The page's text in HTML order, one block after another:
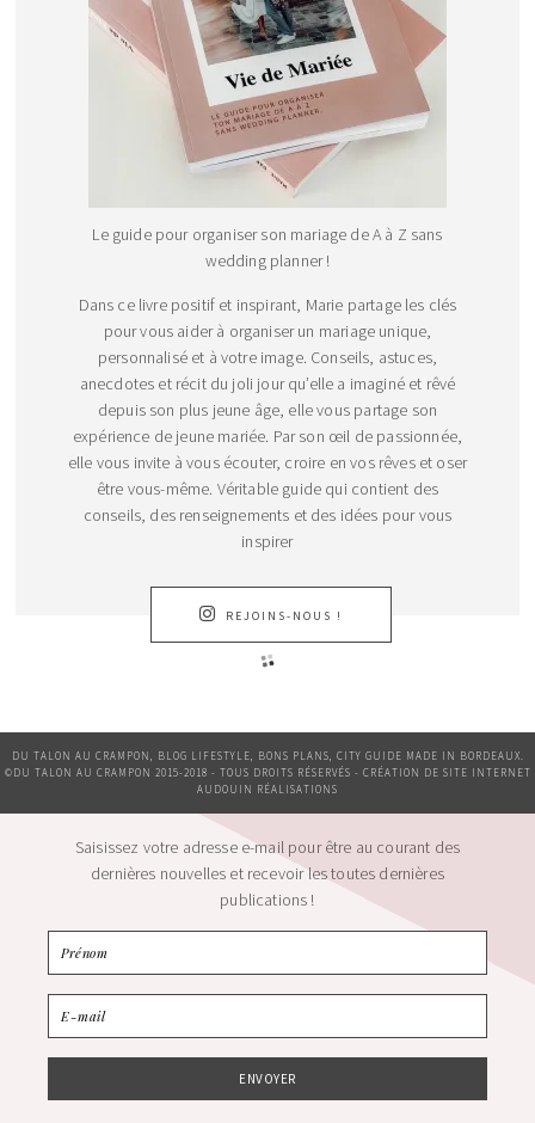
Le guide pour organiser son mariage de A à Z sans
wedding planner !
Dans ce livre positif et inspirant, Marie partage les clés
pour vous aider à organiser un mariage unique,
personnalisé et à votre image. Conseils, astuces,
anecdotes et récit du joli jour qu’elle a imaginé et rêvé
depuis son plus jeune âge, elle vous partage son
expérience de jeune mariée. Par son œil de passionnée,
elle vous invite à vous écouter, croire en vos rêves et oser
être vous-même. Véritable guide qui contient des
conseils, des renseignements et des idées pour vous
inspirer
REJOINS-NOUS !
DU TALON AU CRAMPON, BLOG LIFESTYLE, BONS PLANS, CITY GUIDE MADE IN BORDEAUX.
©DU TALON AU CRAMPON 2015-2018 - TOUS DROITS RÉSERVÉS - CRÉATION DE SITE INTERNET
AUDOUIN RÉALISATIONS
Saisissez votre adresse e-mail pour être au courant des
dernières nouvelles et recevoir les toutes dernières
publications !